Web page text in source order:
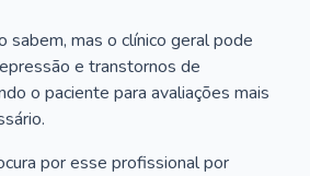
sabem, mas o clínico geral pode
e transtornos de
o paciente para avaliações mais
por esse profissional por